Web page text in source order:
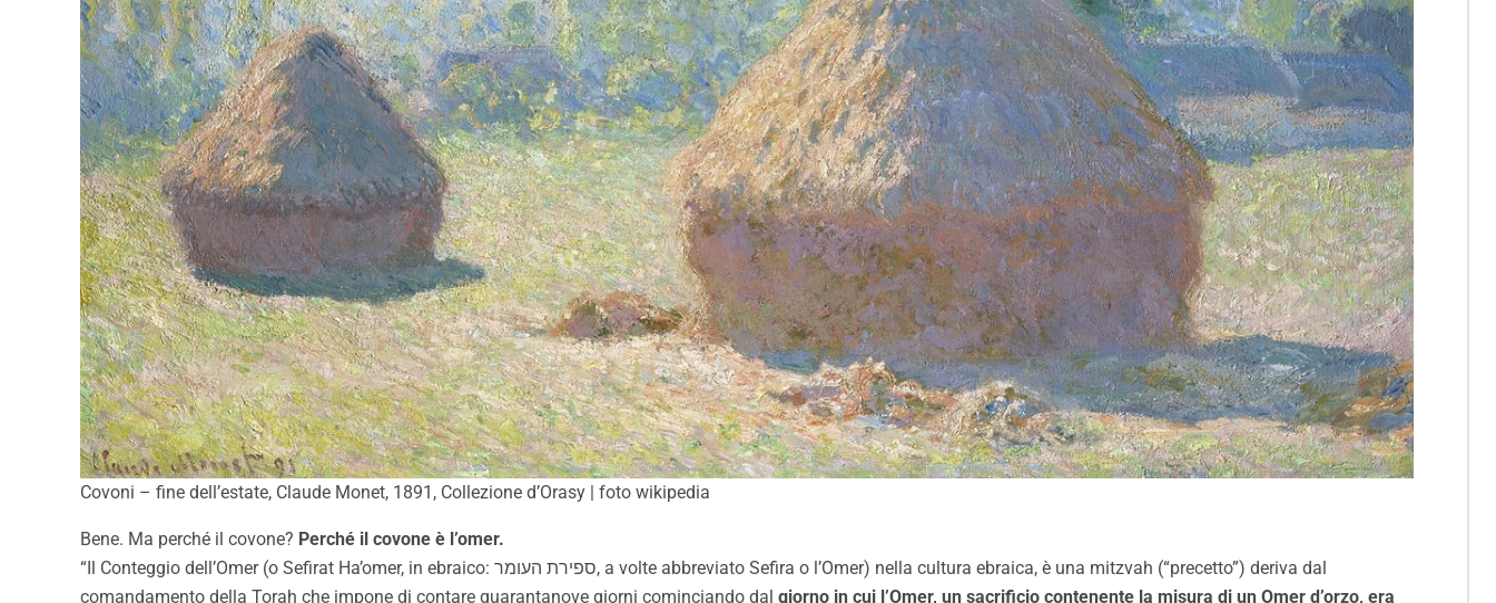
Covoni – fine dell’estate, Claude Monet, 1891, Collezione d’Orasy | foto wikipedia
Bene. Ma perché il covone? Perché il covone è l’omer.
“Il Conteggio dell’Omer (o Sefirat Ha’omer, in ebraico: ספירת העומר‎, a volte abbreviato Sefira o l’Omer) nella cultura ebraica, è una mitzvah (“precetto”) deriva dal
comandamento della Torah che impone di contare quarantanove giorni cominciando dal giorno in cui l’Omer, un sacrificio contenente la misura di un Omer d’orzo, era